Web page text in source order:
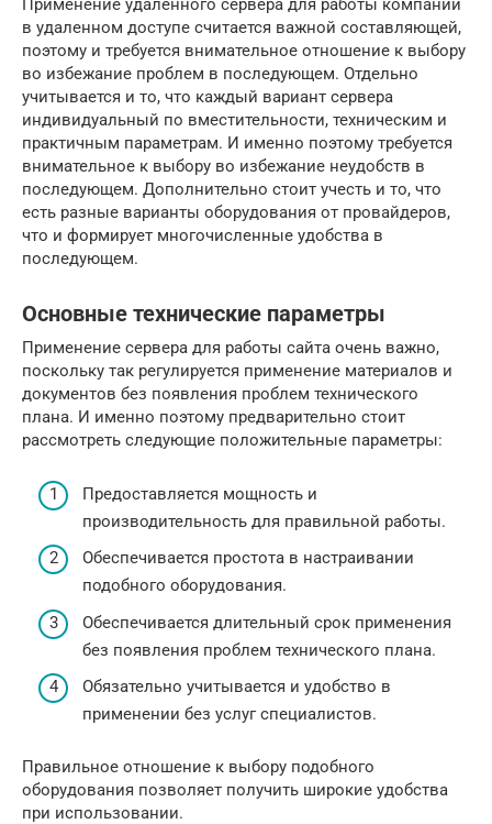
Применение удаленного сервера для работы компании
в удаленном доступе считается важной составляющей,
поэтому и требуется внимательное отношение к выбору
во избежание проблем в последующем. Отдельно
учитывается и то, что каждый вариант сервера
индивидуальный по вместительности, техническим и
практичным параметрам. И именно поэтому требуется
внимательное к выбору во избежание неудобств в
последующем. Дополнительно стоит учесть и то, что
есть разные варианты оборудования от провайдеров,
что и формирует многочисленные удобства в
последующем.
Основные технические параметры
Применение сервера для работы сайта очень важно,
поскольку так регулируется применение материалов и
документов без появления проблем технического
плана. И именно поэтому предварительно стоит
рассмотреть следующие положительные параметры:
Предоставляется мощность и
производительность для правильной работы.
Обеспечивается простота в настраивании
подобного оборудования.
Обеспечивается длительный срок применения
без появления проблем технического плана.
Обязательно учитывается и удобство в
применении без услуг специалистов.
Правильное отношение к выбору подобного
оборудования позволяет получить широкие удобства
при использовании.